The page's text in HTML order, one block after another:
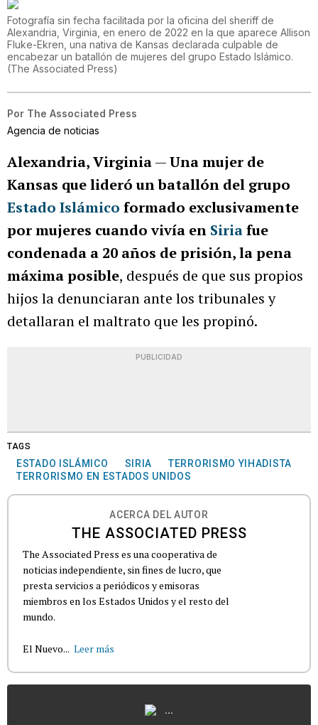
Fotografía sin fecha facilitada por la oficina del sheriff de
Alexandria, Virginia, en enero de 2022 en la que aparece Allison
Fluke-Ekren, una nativa de Kansas declarada culpable de
encabezar un batallón de mujeres del grupo Estado Islámico.
(The Associated Press)
Por The Associated Press
Agencia de noticias
Alexandria, Virginia—Una mujer de
Kansas que lideró un batallón del grupo
Estado Islámico formado exclusivamente
por mujeres cuando vivía en Siriafue
condenada a 20 años de prisión, la pena
máxima posible, después de que sus propios
hijos la denunciaran ante los tribunales y
detallaran el maltrato que les propinó.
PUBLICIDAD
TAGS
ESTADO ISLÁMICO SIRIA
TERRORISMO YIHADISTA
TERRORISMO EN ESTADOS UNIDOS
ACERCA DEL AUTOR
THE ASSOCIATED PRESS
The Associated Press es una cooperativa de
noticias independiente, sin fines de lucro, que
presta servicios a periódicos y emisoras
miembros en los Estados Unidos y el resto del
mundo.
El Nuevo... Leer más
...